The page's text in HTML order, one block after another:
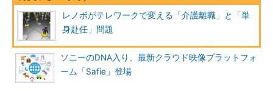
レノボがテレワークで変える「介護離職」と「単
身赴任」問題
ソニーのDNA入り、最新クラウド映像プラットフォ
ーム「Safie」登場